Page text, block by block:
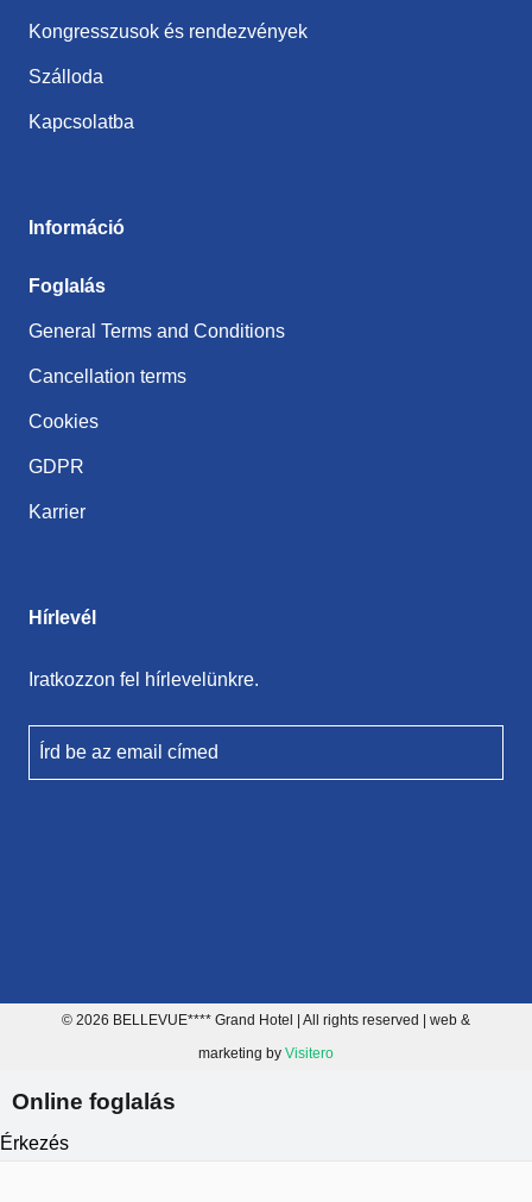
Kongresszusok és rendezvények
Szálloda
Kapcsolatba
Információ
Foglalás
General Terms and Conditions
Cancellation terms
Cookies
GDPR
Karrier
Hírlevél
Iratkozzon fel hírlevelünkre.
Írd be az email címed
© 2026 BELLEVUE**** Grand Hotel | All rights reserved | web &
marketing by Visitero
Online foglalás
Érkezés